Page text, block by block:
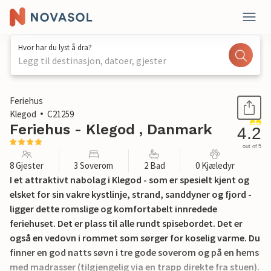
Hvor har du lyst å dra?
Legg til destinasjon, datoer, gjester
1 / 33
Feriehus
Klegod
C21259
Feriehus - Klegod , Danmark 4.2
out of 5
8 Gjester 3 Soverom 2 Bad 0 Kjæledyr
I et attraktivt nabolag i Klegod - som er spesielt kjent og
elsket for sin vakre kystlinje, strand, sanddyner og fjord -
ligger dette romslige og komfortabelt innredede
feriehuset. Det er plass til alle rundt spisebordet. Det er
også en vedovn i rommet som sørger for koselig varme. Du
finner en god natts søvn i tre gode soverom og på en hems
med madrasser (tilgjengelig via en trapp direkte fra stuen).